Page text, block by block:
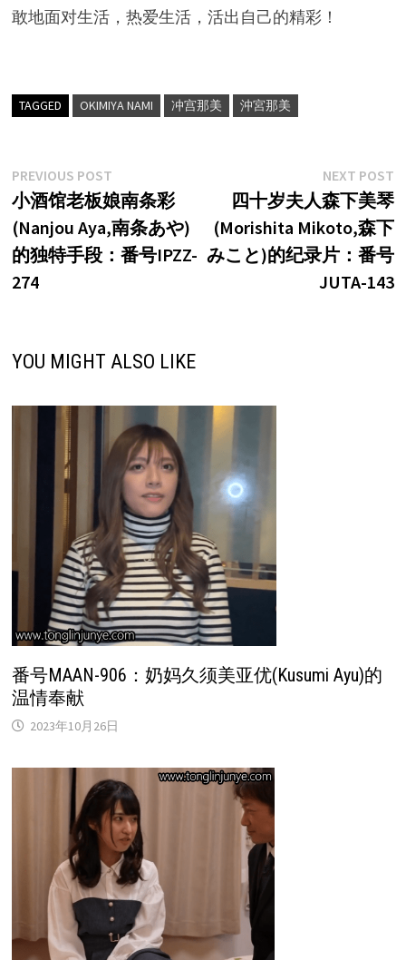
敢地面对生活，热爱生活，活出自己的精彩！
TAGGED OKIMIYA NAMI 冲宫那美 沖宮那美
文
章
导
航
PREVIOUS POSTPrevious
post:
小酒馆老板娘南条彩
(Nanjou Aya,南条あや)
的独特手段：番号IPZZ-
274
NEXT POST
四十岁夫人森下美琴
(Morishita Mikoto,森下
みこと)的纪录片：番号
JUTA-143
YOU MIGHT ALSO LIKE
番号MAAN-906：奶妈久须美亚优(Kusumi Ayu)的
温情奉献
2023年10月26日